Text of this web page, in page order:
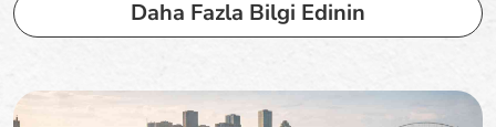
Daha Fazla Bilgi Edinin